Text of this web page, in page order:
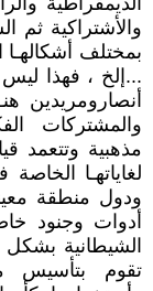
والأشتراكية ثم
بمختلف أشكالهـا
...إلخ ، فهذا ليس
أنصارومريدين
والمشتركات
مذهبية وتتعمد
لغاياتهـا
ودول منطقة
أدوات وجنود
الشيطانية
تقوم بتأسيس